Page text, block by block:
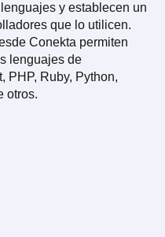
y establecen un
que lo utilicen.
Conekta permiten
lenguajes de
PHP, Ruby, Python,
otros.